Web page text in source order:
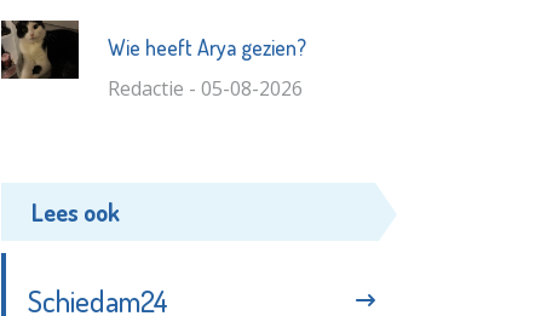
Wie heeft Arya gezien?
Redactie - 05-08-2026
Lees ook
Schiedam24